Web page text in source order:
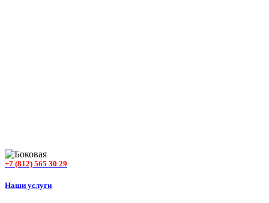
+7 (812) 565 30 29
Наши услуги